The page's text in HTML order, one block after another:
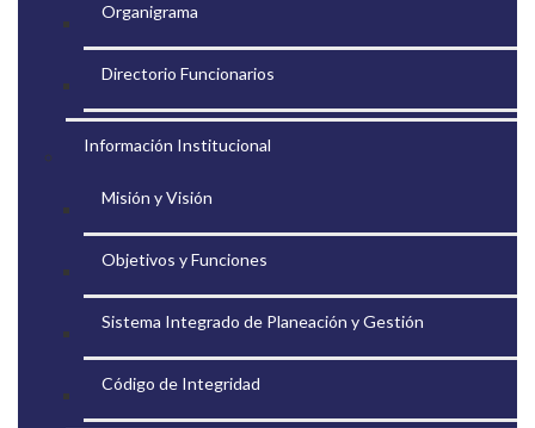
Organigrama
Directorio Funcionarios
Información Institucional
Misión y Visión
Objetivos y Funciones
Sistema Integrado de Planeación y Gestión
Código de Integridad